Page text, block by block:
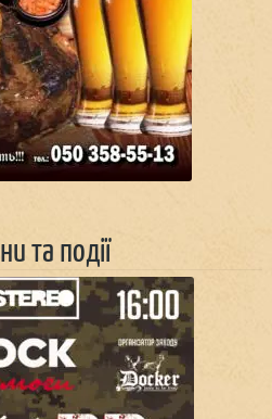
та події